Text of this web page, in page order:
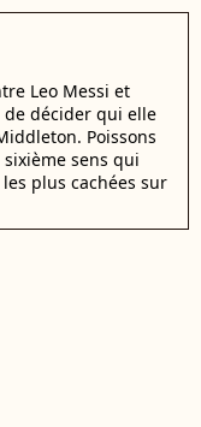
Leo Messi et
de décider qui elle
Poissons
sens qui
plus cachées sur